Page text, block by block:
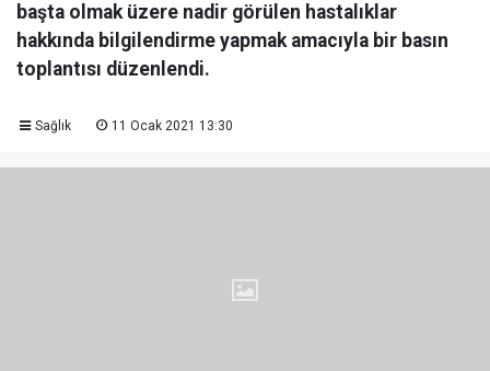
başta olmak üzere nadir görülen hastalıklar
hakkında bilgilendirme yapmak amacıyla bir basın
toplantısı düzenlendi.
Sağlık 11 Ocak 2021 13:30